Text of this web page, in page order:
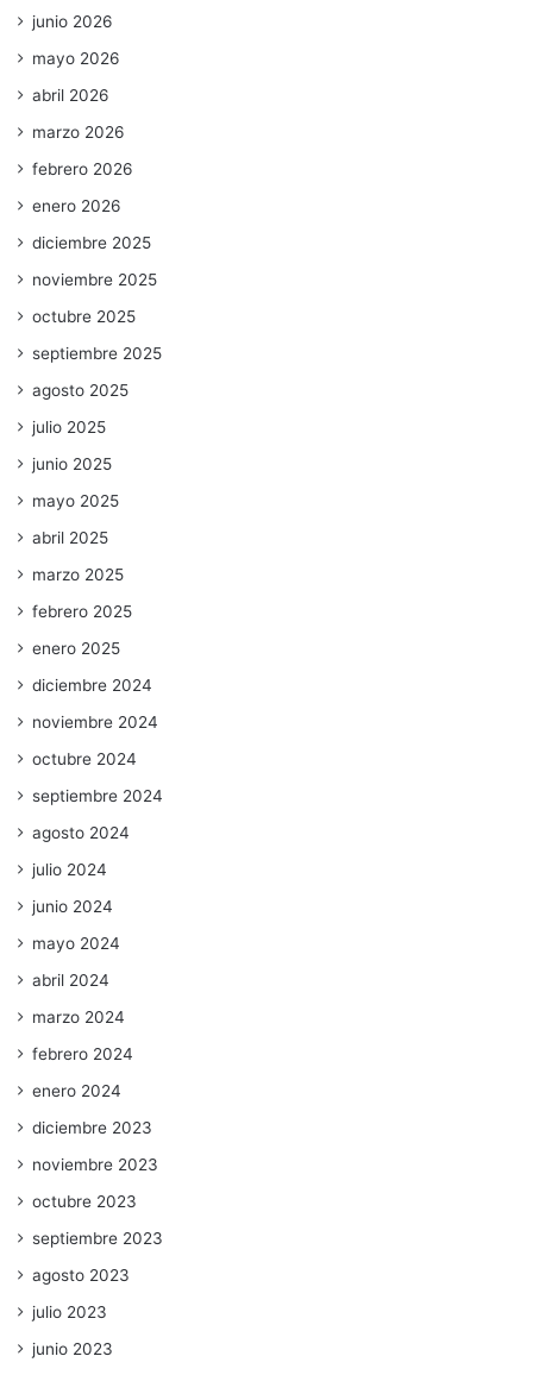
junio 2026
mayo 2026
abril 2026
marzo 2026
febrero 2026
enero 2026
diciembre 2025
noviembre 2025
octubre 2025
septiembre 2025
agosto 2025
julio 2025
junio 2025
mayo 2025
abril 2025
marzo 2025
febrero 2025
enero 2025
diciembre 2024
noviembre 2024
octubre 2024
septiembre 2024
agosto 2024
julio 2024
junio 2024
mayo 2024
abril 2024
marzo 2024
febrero 2024
enero 2024
diciembre 2023
noviembre 2023
octubre 2023
septiembre 2023
agosto 2023
julio 2023
junio 2023